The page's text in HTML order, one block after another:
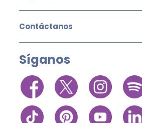
Contáctanos
Síganos